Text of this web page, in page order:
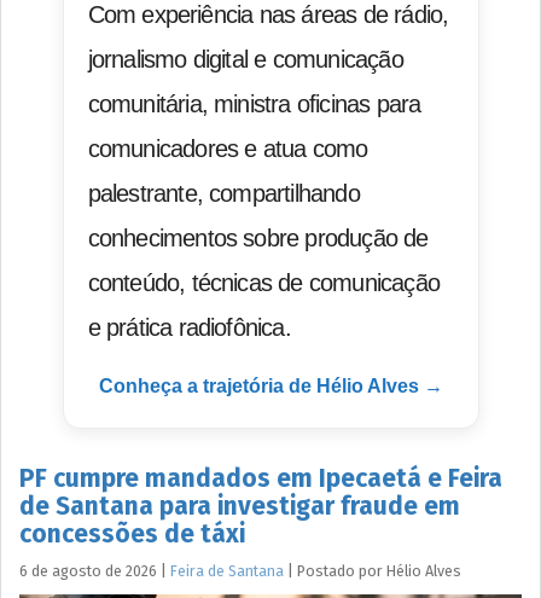
Com experiência nas áreas de rádio,
jornalismo digital e comunicação
comunitária, ministra oficinas para
comunicadores e atua como
palestrante, compartilhando
conhecimentos sobre produção de
conteúdo, técnicas de comunicação
e prática radiofônica.
Conheça a trajetória de Hélio Alves →
PF cumpre mandados em Ipecaetá e Feira
de Santana para investigar fraude em
concessões de táxi
6 de agosto de 2026 Feira de Santana Postado por Hélio Alves